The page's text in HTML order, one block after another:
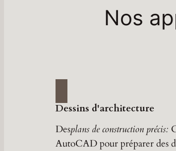
Nos
Dessins d'architecture
Desplans de construction précis:
AutoCAD pour préparer des